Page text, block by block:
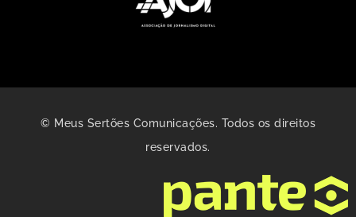
© Meus Sertões Comunicações. Todos os direitos
reservados.